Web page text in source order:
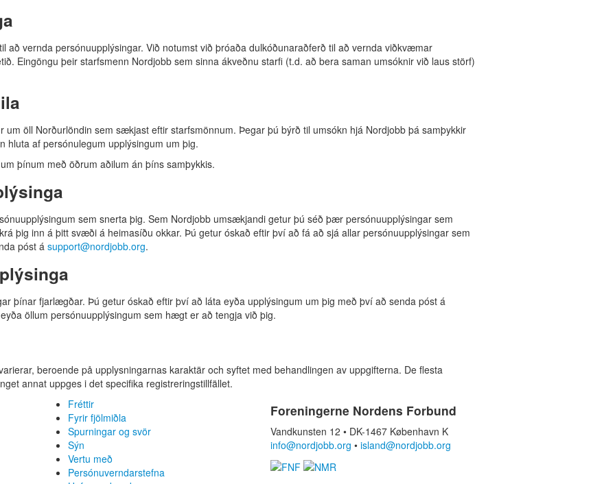
að vernda persónuupplýsingar. Við notumst við þróaða dulkóðunaraðferð til að vernda viðkvæmar
Eingöngu þeir starfsmenn Nordjobb sem sinna ákveðnu starfi (t.d. að bera saman umsóknir við laus störf)
um öll Norðurlöndin sem sækjast eftir starfsmönnum. Þegar þú býrð til umsókn hjá Nordjobb þá samþykkir
hluta af persónulegum upplýsingum um þig.
þínum með öðrum aðilum án þíns samþykkis.
sem snerta þig. Sem Nordjobb umsækjandi getur þú séð þær persónuupplýsingar sem
þig inn á þitt svæði á heimasíðu okkar. Þú getur óskað eftir því að fá að sjá allar persónuupplýsingar sem
póst á support@nordjobb.org.
þínar fjarlægðar. Þú getur óskað eftir því að láta eyða upplýsingum um þig með því að senda póst á
öllum persónuupplýsingum sem hægt er að tengja við þig.
beroende på upplysningarnas karaktär och syftet med behandlingen av uppgifterna. De flesta
annat uppges i det specifika registreringstillfället.
Fréttir
Fyrir fjölmiðla
Spurningar og svör
Sýn
Vertu með
Persónuverndarstefna
Foreningerne Nordens Forbund
Vandkunsten 12 • DK-1467 København K
info@nordjobb.org • island@nordjobb.org